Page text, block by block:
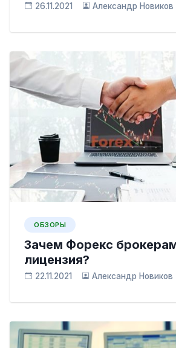
26.11.2021 Александр Новиков
ОБЗОРЫ
Зачем Форекс
лицензия?
22.11.2021 Александр Новиков